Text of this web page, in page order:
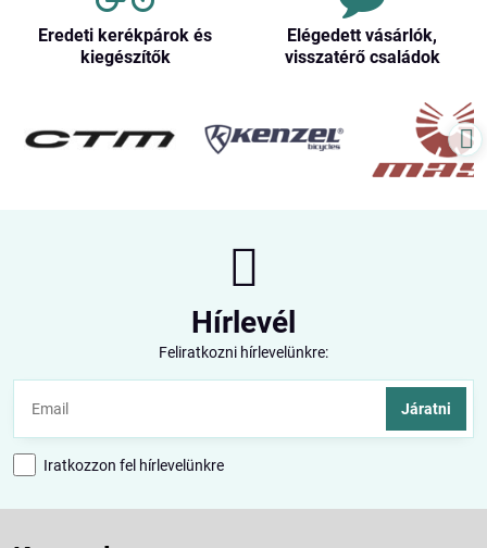
Eredeti kerékpárok és
kiegészítők
Elégedett vásárlók,
visszatérő családok
Hírlevél
Feliratkozni hírlevelünkre:
Járatni
Iratkozzon fel hírlevelünkre